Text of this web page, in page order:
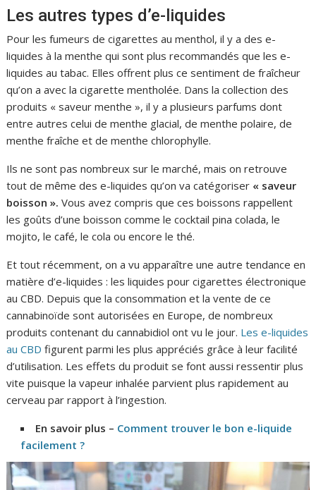
Les autres types d’e-liquides
Pour les fumeurs de cigarettes au menthol, il y a des e-
liquides à la menthe qui sont plus recommandés que les e-
liquides au tabac. Elles offrent plus ce sentiment de fraîcheur
qu’on a avec la cigarette mentholée. Dans la collection des
produits « saveur menthe », il y a plusieurs parfums dont
entre autres celui de menthe glacial, de menthe polaire, de
menthe fraîche et de menthe chlorophylle.
Ils ne sont pas nombreux sur le marché, mais on retrouve
tout de même des e-liquides qu’on va catégoriser « saveur
boisson ». Vous avez compris que ces boissons rappellent
les goûts d’une boisson comme le cocktail pina colada, le
mojito, le café, le cola ou encore le thé.
Et tout récemment, on a vu apparaître une autre tendance en
matière d’e-liquides : les liquides pour cigarettes électronique
au CBD. Depuis que la consommation et la vente de ce
cannabinoïde sont autorisées en Europe, de nombreux
produits contenant du cannabidiol ont vu le jour. Les e-liquides
au CBD figurent parmi les plus appréciés grâce à leur facilité
d’utilisation. Les effets du produit se font aussi ressentir plus
vite puisque la vapeur inhalée parvient plus rapidement au
cerveau par rapport à l’ingestion.
En savoir plus – Comment trouver le bon e-liquide
facilement ?